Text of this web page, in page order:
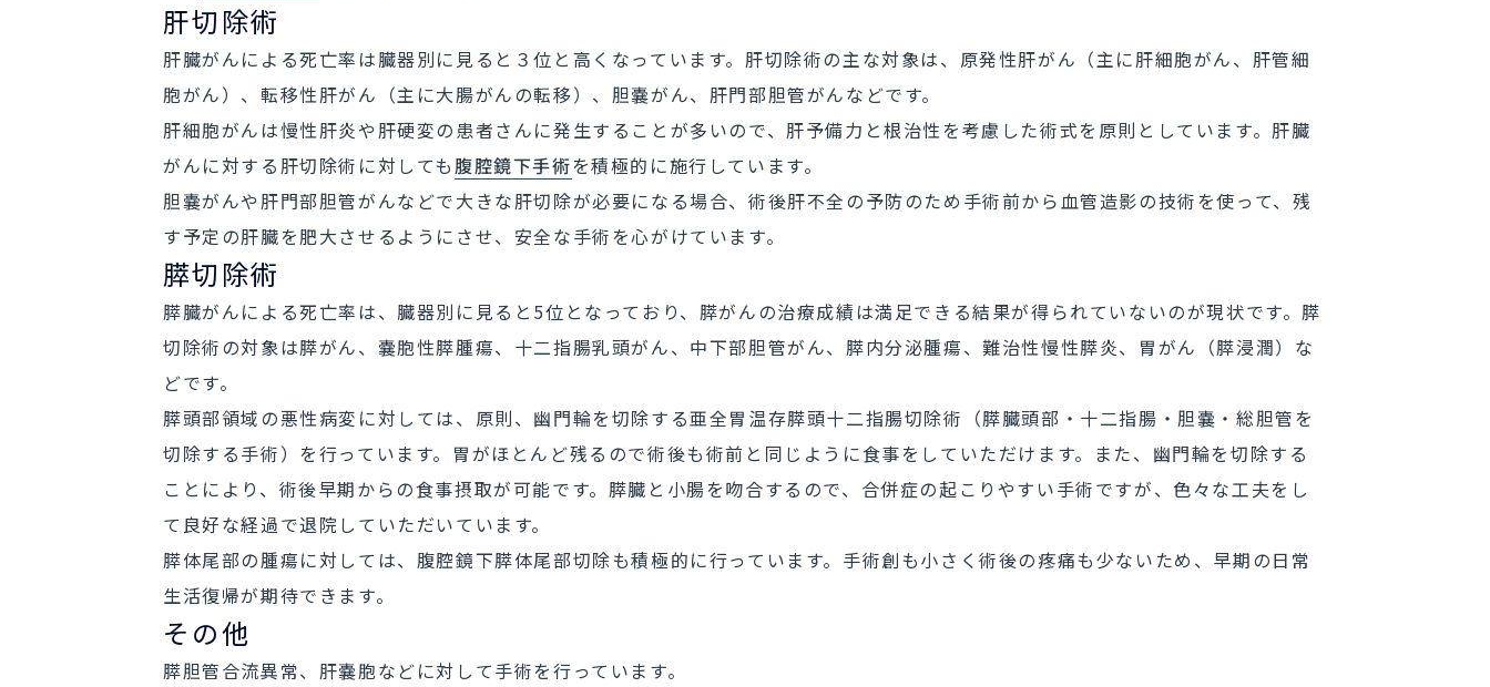
肝切除術
肝臓がんによる死亡率は臓器別に見ると３位と高くなっています。肝切除術の主な対象は、原発性肝がん（主に肝細胞がん、肝管細
胞がん）、転移性肝がん（主に大腸がんの転移）、胆嚢がん、肝門部胆管がんなどです。
肝細胞がんは慢性肝炎や肝硬変の患者さんに発生することが多いので、肝予備力と根治性を考慮した術式を原則としています。肝臓
がんに対する肝切除術に対しても腹腔鏡下手術を積極的に施行しています。
胆嚢がんや肝門部胆管がんなどで大きな肝切除が必要になる場合、術後肝不全の予防のため手術前から血管造影の技術を使って、残
す予定の肝臓を肥大させるようにさせ、安全な手術を心がけています。
膵切除術
膵臓がんによる死亡率は、臓器別に見ると5位となっており、膵がんの治療成績は満足できる結果が得られていないのが現状です。膵
切除術の対象は膵がん、嚢胞性膵腫瘍、十二指腸乳頭がん、中下部胆管がん、膵内分泌腫瘍、難治性慢性膵炎、胃がん（膵浸潤）な
どです。
膵頭部領域の悪性病変に対しては、原則、幽門輪を切除する亜全胃温存膵頭十二指腸切除術（膵臓頭部・十二指腸・胆嚢・総胆管を
切除する手術）を行っています。胃がほとんど残るので術後も術前と同じように食事をしていただけます。また、幽門輪を切除する
ことにより、術後早期からの食事摂取が可能です。膵臓と小腸を吻合するので、合併症の起こりやすい手術ですが、色々な工夫をし
て良好な経過で退院していただいています。
膵体尾部の腫瘍に対しては、腹腔鏡下膵体尾部切除も積極的に行っています。手術創も小さく術後の疼痛も少ないため、早期の日常
生活復帰が期待できます。
その他
膵胆管合流異常、肝嚢胞などに対して手術を行っています。